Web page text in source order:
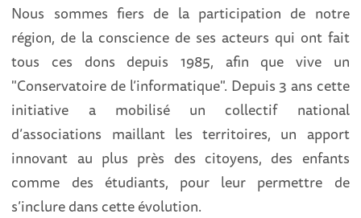
Nous sommes fiers de la participation de notre
région, de la conscience de ses acteurs qui ont fait
tous ces dons depuis 1985, afin que vive un
"Conservatoire de l’informatique". Depuis 3 ans cette
initiative a mobilisé un collectif national
d’associations maillant les territoires, un apport
innovant au plus près des citoyens, des enfants
comme des étudiants, pour leur permettre de
s’inclure dans cette évolution.